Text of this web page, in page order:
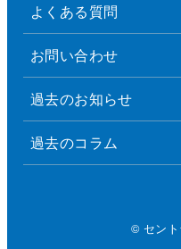
よくある質問
お問い合わせ
過去のお知らせ
過去のコラム
© セント